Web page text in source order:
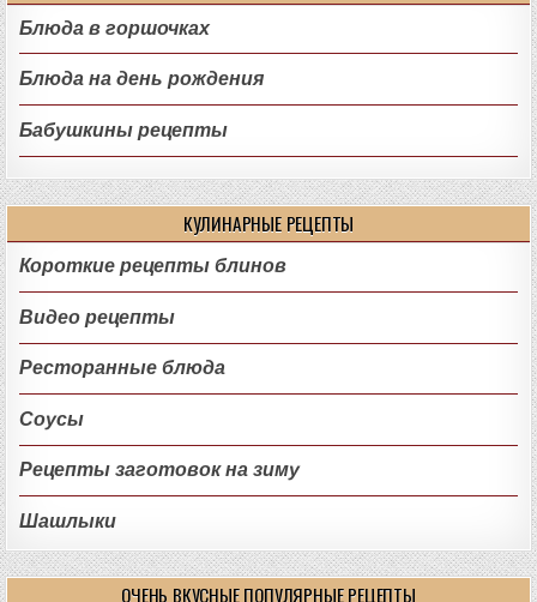
Блюда в горшочках
Блюда на день рождения
Бабушкины рецепты
КУЛИНАРНЫЕ РЕЦЕПТЫ
Короткие рецепты блинов
Видео рецепты
Ресторанные блюда
Соусы
Рецепты заготовок на зиму
Шашлыки
ОЧЕНЬ ВКУСНЫЕ ПОПУЛЯРНЫЕ РЕЦЕПТЫ